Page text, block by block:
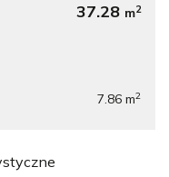
37.28 m2
7.86 m2